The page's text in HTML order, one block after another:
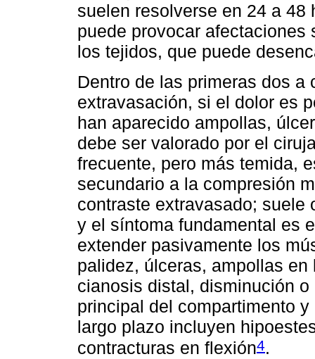
suelen resolverse en 24 a
puede provocar
los tejidos, que puede
Dentro de las primeras dos a
extravasación, si el dolor es
han aparecido ampollas,
debe ser valorado por el
frecuente, pero más temida,
secundario a la compresión
contraste extravasado; suele
y el síntoma fundamental es
extender pasivamente los
palidez, úlceras, ampollas
cianosis distal, disminución
principal del compartimento
largo plazo incluyen
contracturas en flexión4.